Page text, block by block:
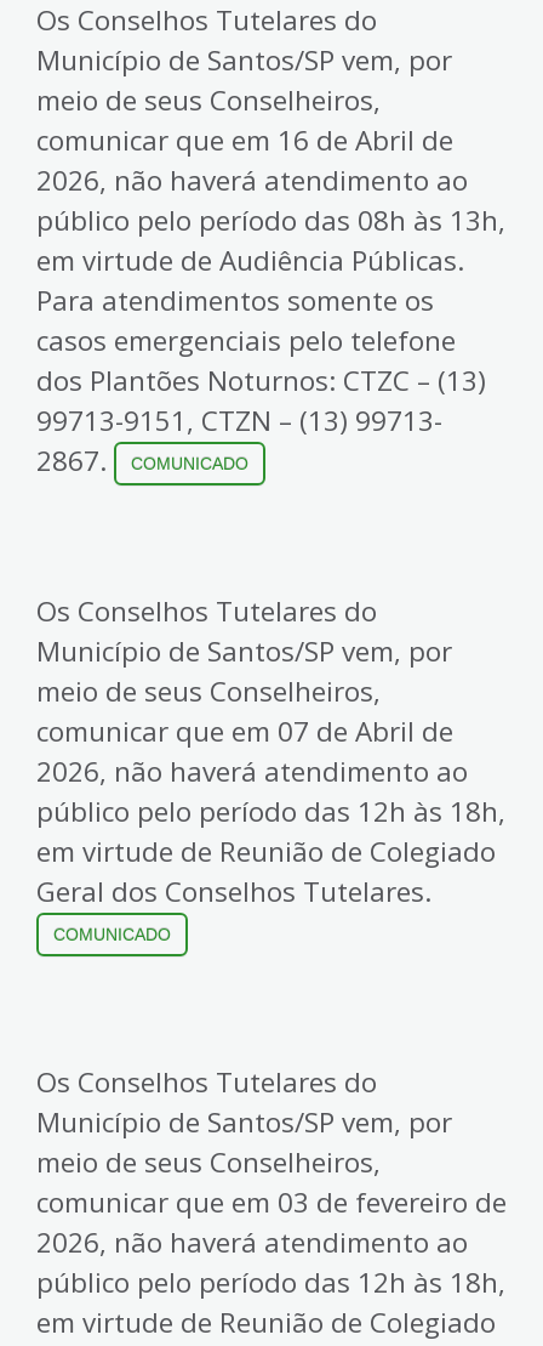
Os Conselhos Tutelares do
Município de Santos/SP vem, por
meio de seus Conselheiros,
comunicar que em 16 de Abril de
2026, não haverá atendimento ao
público pelo período das 08h às 13h,
em virtude de Audiência Públicas.
Para atendimentos somente os
casos emergenciais pelo telefone
dos Plantões Noturnos: CTZC – (13)
99713-9151, CTZN – (13) 99713-
2867.
COMUNICADO
Os Conselhos Tutelares do
Município de Santos/SP vem, por
meio de seus Conselheiros,
comunicar que em 07 de Abril de
2026, não haverá atendimento ao
público pelo período das 12h às 18h,
em virtude de Reunião de Colegiado
Geral dos Conselhos Tutelares.
COMUNICADO
Os Conselhos Tutelares do
Município de Santos/SP vem, por
meio de seus Conselheiros,
comunicar que em 03 de fevereiro de
2026, não haverá atendimento ao
público pelo período das 12h às 18h,
em virtude de Reunião de Colegiado